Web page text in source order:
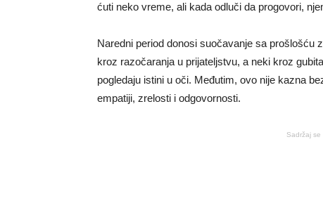
ćuti neko vreme, ali kada odluči da progovori,
Naredni period donosi suočavanje sa prošlošću
kroz razočaranja u prijateljstvu, a neki kroz
pogledaju istini u oči. Međutim, ovo nije kazna
empatiji, zrelosti i odgovornosti.
Sadržaj